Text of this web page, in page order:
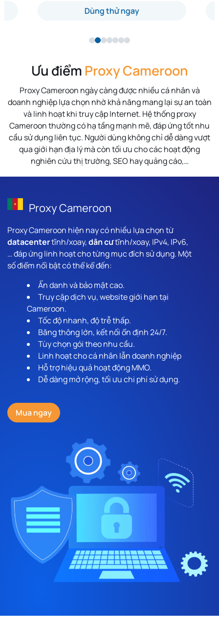
Dùng thử ngay
Ưu điểm Proxy Cameroon
Proxy Cameroon ngày càng được nhiều cá nhân và
doanh nghiệp lựa chọn nhờ khả năng mang lại sự an toàn
và linh hoạt khi truy cập Internet. Hệ thống proxy
Cameroon thường có hạ tầng mạnh mẽ, đáp ứng tốt nhu
cầu sử dụng liên tục. Người dùng không chỉ dễ dàng vượt
qua giới hạn địa lý mà còn tối ưu cho các hoạt động
nghiên cứu thị trường, SEO hay quảng cáo,…
Proxy Cameroon
Proxy Cameroon hiện nay có nhiều lựa chọn từ
datacentertĩnh/xoay,dân cưtĩnh/xoay, IPv4, IPv6,
… đáp ứng linh hoạt cho từng mục đích sử dụng. Một
số điểm nổi bật có thể kể đến:
Ẩn danh và bảo mật cao.
Truy cập dịch vụ, website giới hạn tại
Cameroon.
Tốc độ nhanh, độ trễ thấp.
Băng thông lớn, kết nối ổn định 24/7.
Tùy chọn gói theo nhu cầu.
Linh hoạt cho cá nhân lẫn doanh nghiệp
Hỗ trợ hiệu quả hoạt động MMO.
Dễ dàng mở rộng, tối ưu chi phí sử dụng.
Mua ngay